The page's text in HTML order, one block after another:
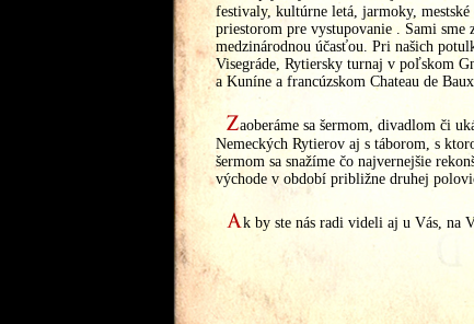
festivaly, kultúrne letá, jarmoky,
priestorom pre vystupovanie . Sami sme
medzinárodnou účasťou. Pri našich
Visegráde, Rytiersky turnaj v poľskom
a Kuníne a francúzskom Chateau de
Zaoberáme sa šermom, divadlom či
Nemeckých Rytierov aj s táborom, s
šermom sa snažíme čo najvernejšie
východe v období približne druhej
A k by ste nás radi videli aj u Vás, na